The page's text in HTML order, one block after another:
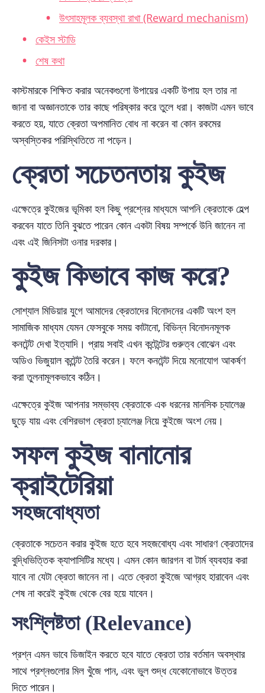
উৎসাহমূলক ব্যবস্থা রাখা (Reward mechanism)
কেইস স্টাডি
শেষ কথা
কাস্টমারকে শিক্ষিত করার অনেকগুলো উপায়ের একটি উপায় হল তার না
জানা বা অজ্ঞানতাকে তার কাছে পরিষ্কার করে তুলে ধরা। কাজটা এমন ভাবে
করতে হয়, যাতে ক্রেতা অপমানিত বোধ না করেন বা কোন রকমের
অস্বস্তিকর পরিস্থিতিতে না পড়েন।
ক্রেতা সচেতনতায় কুইজ
এক্ষেত্রে কুইজের ভূমিকা হল কিছু প্রশ্নের মাধ্যমে আপনি ক্রেতাকে হেল্প
করবেন যাতে তিনি বুঝতে পারেন কোন একটা বিষয় সম্পর্কে উনি জানেন না
এবং এই জিনিসটা ওনার দরকার।
কুইজ কিভাবে কাজ করে?
সোশ্যাল মিডিয়ার যুগে আমাদের ক্রেতাদের বিনোদনের একটি অংশ হল
সামাজিক মাধ্যম যেমন ফেসবুকে সময় কাটানো, বিভিন্ন বিনোদনমূলক
কনটেন্ট দেখা ইত্যাদি। প্রায় সবাই এখন কন্টেন্টের গুরুত্ব বোঝেন এবং
অডিও ভিজুয়াল কন্টেন্ট তৈরি করেন। ফলে কনটেন্ট দিয়ে মনোযোগ আকর্ষণ
করা তুলনামূলকভাবে কঠিন।
এক্ষেত্রে কুইজ আপনার সম্ভাব্য ক্রেতাকে এক ধরনের মানসিক চ্যালেঞ্জ
ছুড়ে যায় এবং বেশিরভাগ ক্রেতা চ্যালেঞ্জ নিয়ে কুইজে অংশ নেয়।
সফল কুইজ বানানোর
ক্রাইটেরিয়া
সহজবোধ্যতা
ক্রেতাকে সচেতন করার কুইজ হতে হবে সহজবোধ্য এবং সাধারণ ক্রেতাদের
বুদ্ধিভিত্তিক ক্যাপাসিটির মধ্যে। এমন কোন জারগন বা টার্ম ব্যবহার করা
যাবে না যেটা ক্রেতা জানেন না। এতে ক্রেতা কুইজে আগ্রহ হারাবেন এবং
শেষ না করেই কুইজ থেকে বের হয়ে যাবেন।
সংশ্লিষ্টতা (Relevance)
প্রশ্ন এমন ভাবে ডিজাইন করতে হবে যাতে ক্রেতা তার বর্তমান অবস্থার
সাথে প্রশ্নগুলোর মিল খুঁজে পান, এবং ভুল শুদ্ধ যেকোনোভাবে উত্তর
দিতে পারেন।